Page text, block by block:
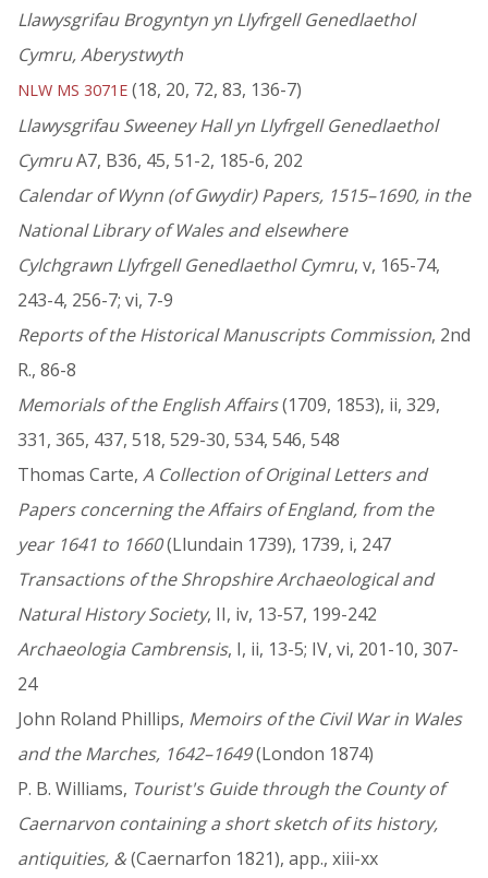
Llawysgrifau Brogyntyn yn Llyfrgell Genedlaethol
Cymru, Aberystwyth
NLW MS 3071E (18, 20, 72, 83, 136-7)
Llawysgrifau Sweeney Hall yn Llyfrgell Genedlaethol
CymruA7, B36, 45, 51-2, 185-6, 202
Calendar of Wynn (of Gwydir) Papers, 1515–1690, in the
National Library of Wales and elsewhere
Cylchgrawn Llyfrgell Genedlaethol Cymru, v, 165-74,
243-4, 256-7; vi, 7-9
Reports of the Historical Manuscripts Commission, 2nd
R., 86-8
Memorials of the English Affairs(1709, 1853), ii, 329,
331, 365, 437, 518, 529-30, 534, 546, 548
Thomas Carte, A Collection of Original Letters and
Papers concerning the Affairs of England, from the
year 1641 to 1660(Llundain 1739), 1739, i, 247
Transactions of the Shropshire Archaeological and
Natural History Society, II, iv, 13-57, 199-242
Archaeologia Cambrensis, I, ii, 13-5; IV, vi, 201-10, 307-
24
John Roland Phillips, Memoirs of the Civil War in Wales
and the Marches, 1642–1649(London 1874)
P. B. Williams, Tourist's Guide through the County of
Caernarvon containing a short sketch of its history,
antiquities, &(Caernarfon 1821), app., xiii-xx